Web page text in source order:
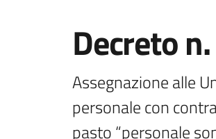
Decreto
Assegnazione alle
personale con
pasto “personale